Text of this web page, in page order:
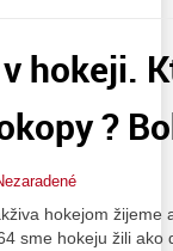
hokeji.
?
hokejom žijeme
sme hokeju žili ako